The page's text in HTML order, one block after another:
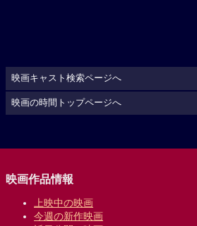
映画キャスト検索ページへ
映画の時間トップページへ
映画作品情報
上映中の映画
今週の新作映画